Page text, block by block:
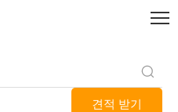
견적 받기